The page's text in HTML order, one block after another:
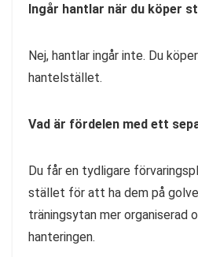
Ingår hantlar när du köper
Nej, hantlar ingår inte. Du
hantelstället.
Vad är fördelen med ett
Du får en tydligare
stället för att ha dem på
träningsytan mer organiserad
hanteringen.